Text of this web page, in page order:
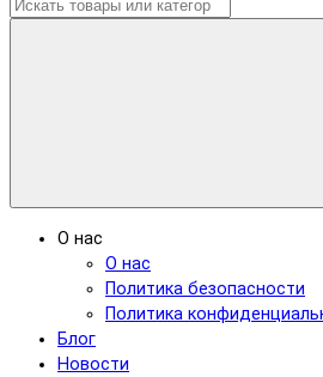
О нас
О нас
Политика безопасности
Политика
Блог
Новости